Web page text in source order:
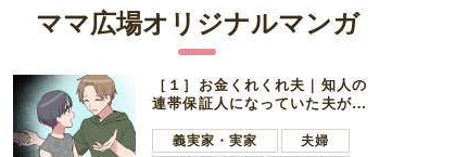
ママ広場オリジナルマンガ
［１］お金くれくれ夫｜知人の
連帯保証人になっていた夫が家
言ってきた
義実家・実家
夫婦